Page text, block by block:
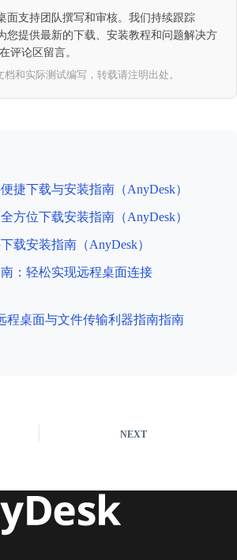
面支持团队撰写和审核。我们持续跟踪
您提供最新的下载、安装教程和问题解决方
评论区留言。
和实际测试编写，转载请注明出处。
捷下载与安装指南（AnyDesk）
方位下载安装指南（AnyDesk）
载安装指南（AnyDesk）
：轻松实现远程桌面连接
程桌面与文件传输利器指南指南
NEXT